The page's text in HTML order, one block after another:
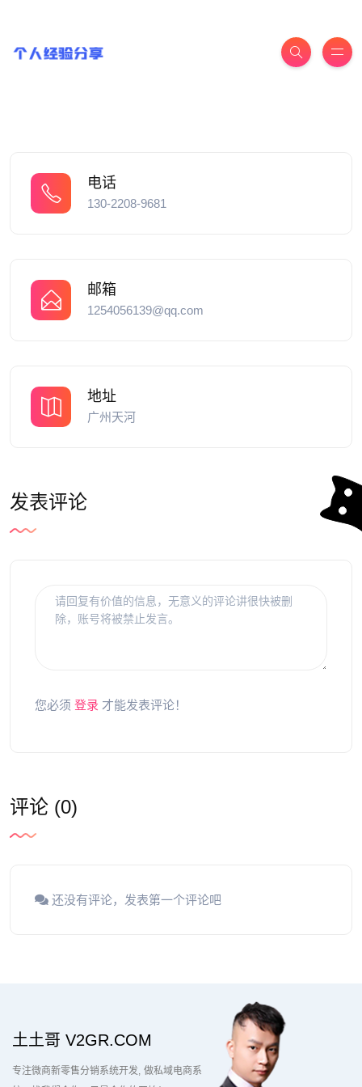
电话
130-2208-9681
邮箱
1254056139@qq.com
地址
广州天河
发表评论
您必须 登录 才能发表评论！
评论 (0)
还没有评论，发表第一个评论吧
土土哥 V2GR.COM
专注微商新零售分销系统开发 做私域电商系